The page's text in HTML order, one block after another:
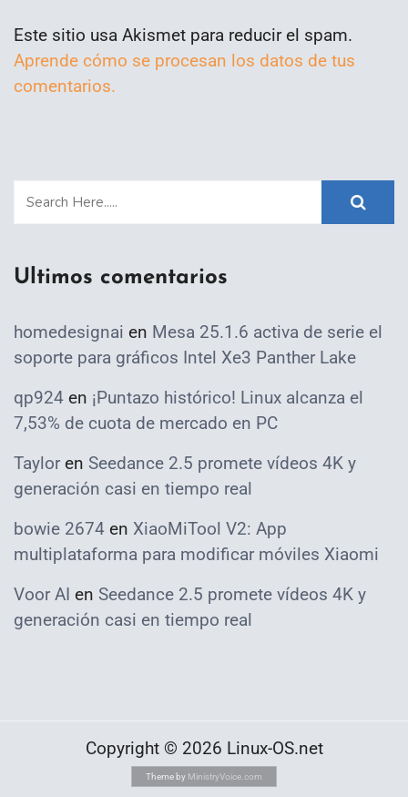
Este sitio usa Akismet para reducir el spam.
Aprende cómo se procesan los datos de tus
comentarios.
Ultimos comentarios
homedesignai en Mesa 25.1.6 activa de serie el
soporte para gráficos Intel Xe3 Panther Lake
qp924 en ¡Puntazo histórico! Linux alcanza el
7,53% de cuota de mercado en PC
Taylor en Seedance 2.5 promete vídeos 4K y
generación casi en tiempo real
bowie 2674 en XiaoMiTool V2: App
multiplataforma para modificar móviles Xiaomi
Voor AI en Seedance 2.5 promete vídeos 4K y
generación casi en tiempo real
Copyright © 2026 Linux-OS.net
Theme by MinistryVoice.com